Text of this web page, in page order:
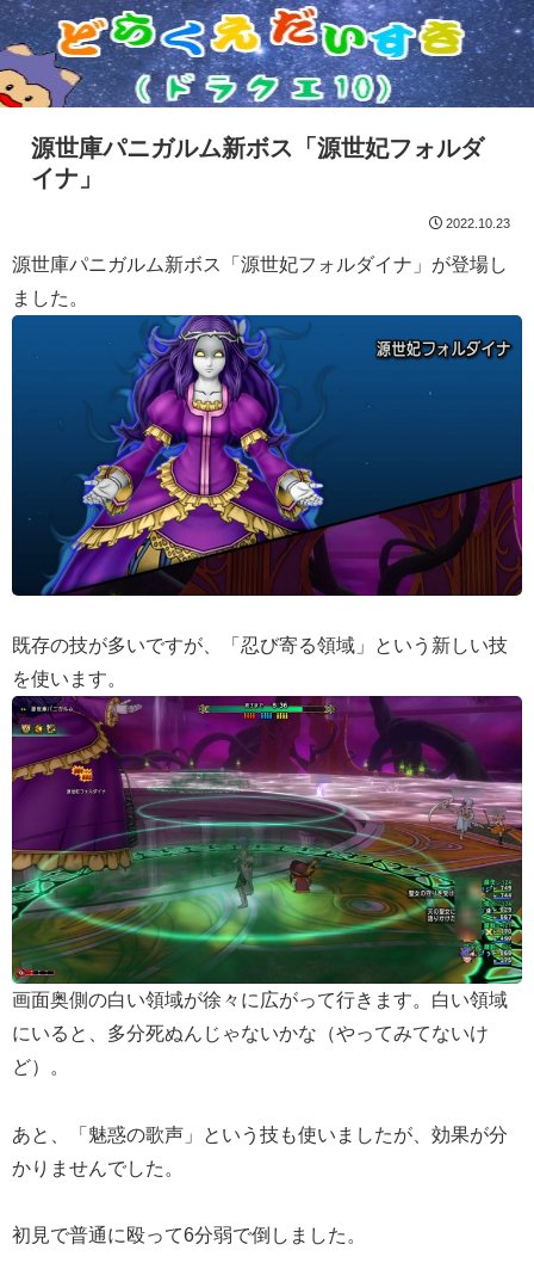
源世庫パニガルム新ボス「源世妃フォルダ
イナ」
2022.10.23
源世庫パニガルム新ボス「源世妃フォルダイナ」が登場し
ました。
既存の技が多いですが、「忍び寄る領域」という新しい技
を使います。
画面奥側の白い領域が徐々に広がって行きます。白い領域
にいると、多分死ぬんじゃないかな（やってみてないけ
ど）。
あと、「魅惑の歌声」という技も使いましたが、効果が分
かりませんでした。
初見で普通に殴って6分弱で倒しました。